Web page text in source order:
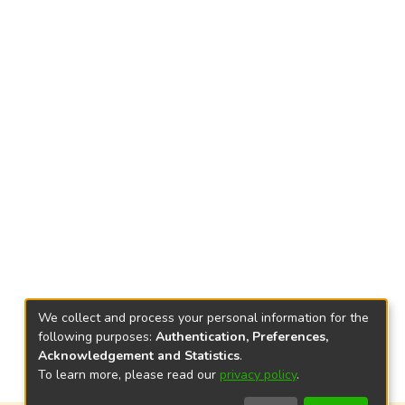
We collect and process your personal information for the
following purposes: Authentication, Preferences,
Acknowledgement and Statistics.
To learn more, please read our privacy policy.